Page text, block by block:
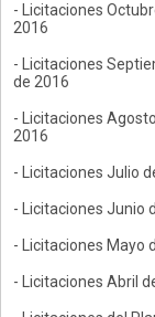
- Licitaciones
2016
- Licitaciones
de 2016
- Licitaciones
2016
- Licitaciones Julio
- Licitaciones Junio
- Licitaciones Mayo
- Licitaciones Abril